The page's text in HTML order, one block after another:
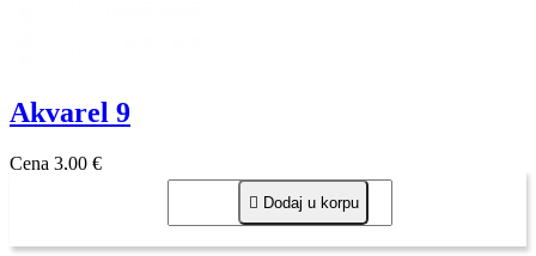
Akvarel 9
Cena 3,00 €
 Dodaj u korpu